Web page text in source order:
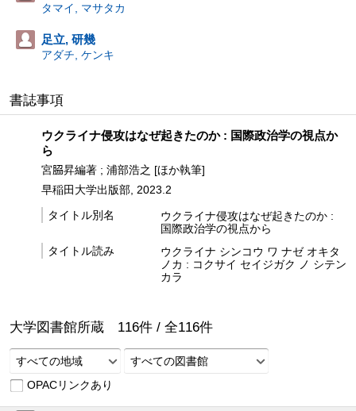
タマイ, マサタカ
足立, 研幾
アダチ, ケンキ
書誌事項
ウクライナ侵攻はなぜ起きたのか : 国際政治学の視点か
ら
宮𦚰昇編著 ; 浦部浩之 [ほか執筆]
早稲田大学出版部, 2023.2
タイトル別名
ウクライナ侵攻はなぜ起きたのか :
国際政治学の視点から
タイトル読み
ウクライナ シンコウ ワ ナゼ オキタ
ノカ : コクサイ セイジガク ノ シテン
カラ
大学図書館所蔵 116件 / 全116件
すべての地域
すべての図書館
OPACリンクあり